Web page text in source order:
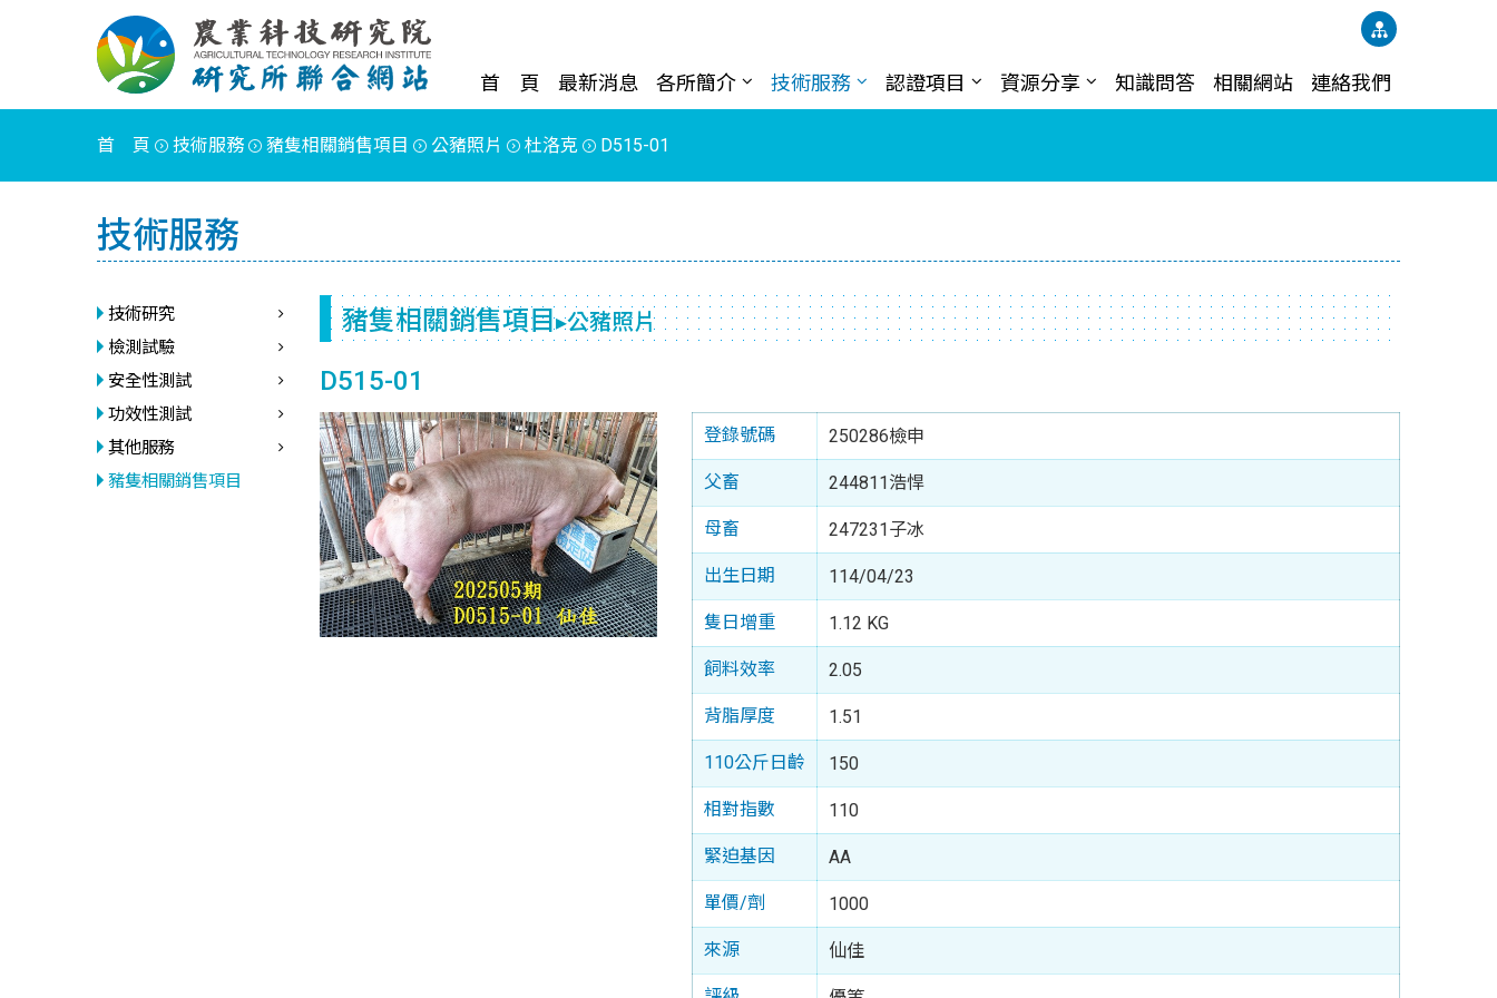
首 頁 最新消息 各所簡介 技術服務 認證項目 資源分享 知識問答 相關網站 連絡我們
首 頁 技術服務 豬隻相關銷售項目 公豬照片 杜洛克 D515-01
技術服務
技術研究
檢測試驗
安全性測試
功效性測試
其他服務
豬隻相關銷售項目
豬隻相關銷售項目▸公豬照片
D515-01
登錄號碼 250286檢申
父畜 244811浩悍
母畜 247231子冰
出生日期 114/04/23
隻日增重 1.12 KG
飼料效率 2.05
背脂厚度 1.51
110公斤日齡 150
相對指數 110
緊迫基因 AA
單價/劑 1000
來源 仙佳